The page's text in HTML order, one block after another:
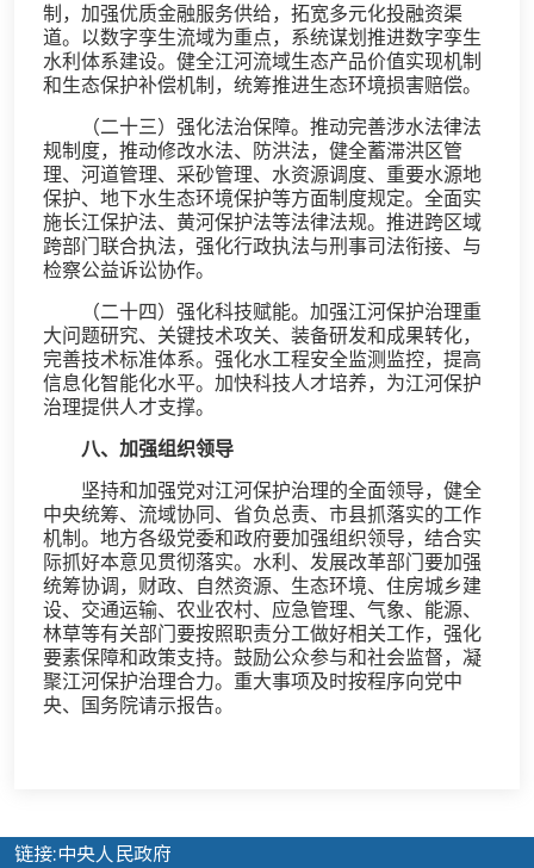
制，加强优质金融服务供给，拓宽多元化投融资渠
道。以数字孪生流域为重点，系统谋划推进数字孪生
水利体系建设。健全江河流域生态产品价值实现机制
和生态保护补偿机制，统筹推进生态环境损害赔偿。
（二十三）强化法治保障。推动完善涉水法律法
规制度，推动修改水法、防洪法，健全蓄滞洪区管
理、河道管理、采砂管理、水资源调度、重要水源地
保护、地下水生态环境保护等方面制度规定。全面实
施长江保护法、黄河保护法等法律法规。推进跨区域
跨部门联合执法，强化行政执法与刑事司法衔接、与
检察公益诉讼协作。
（二十四）强化科技赋能。加强江河保护治理重
大问题研究、关键技术攻关、装备研发和成果转化，
完善技术标准体系。强化水工程安全监测监控，提高
信息化智能化水平。加快科技人才培养，为江河保护
治理提供人才支撑。
八、加强组织领导
坚持和加强党对江河保护治理的全面领导，健全
中央统筹、流域协同、省负总责、市县抓落实的工作
机制。地方各级党委和政府要加强组织领导，结合实
际抓好本意见贯彻落实。水利、发展改革部门要加强
统筹协调，财政、自然资源、生态环境、住房城乡建
设、交通运输、农业农村、应急管理、气象、能源、
林草等有关部门要按照职责分工做好相关工作，强化
要素保障和政策支持。鼓励公众参与和社会监督，凝
聚江河保护治理合力。重大事项及时按程序向党中
央、国务院请示报告。
链接:中央人民政府